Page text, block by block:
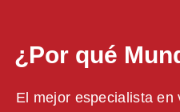
¿Por qué
El mejor especialista